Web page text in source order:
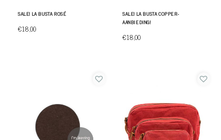
SALE! LA BUSTA ROSÉ
€18,00
SALE! LA BUSTA COPPER-
AANBIEDING!
€18,00